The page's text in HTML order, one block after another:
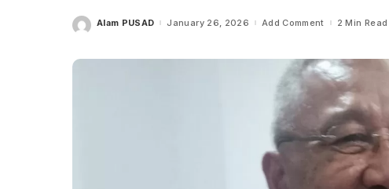
Posted
Alam PUSAD January 26, 2026 Add Comment 2 Min Read